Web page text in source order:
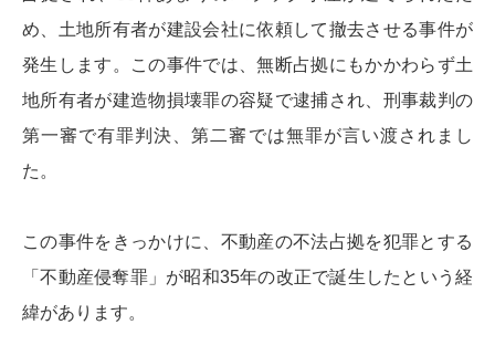
め、土地所有者が建設会社に依頼して撤去させる事件が
発生します。この事件では、無断占拠にもかかわらず土
地所有者が建造物損壊罪の容疑で逮捕され、刑事裁判の
第一審で有罪判決、第二審では無罪が言い渡されまし
た。
この事件をきっかけに、不動産の不法占拠を犯罪とする
「不動産侵奪罪」が昭和35年の改正で誕生したという経
緯があります。